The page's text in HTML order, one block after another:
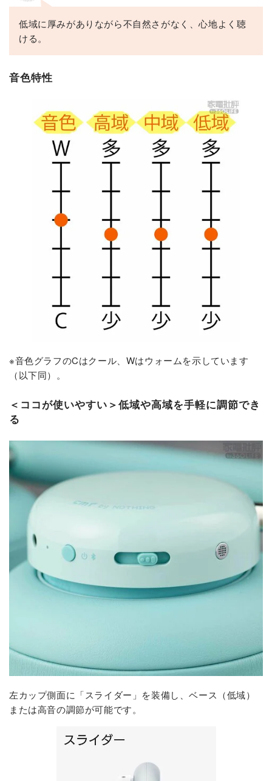
低域に厚みがありながら不自然さがなく、心地よく聴
ける。
音色特性
※音色グラフのCはクール、Wはウォームを示しています
（以下同）。
＜ココが使いやすい＞低域や高域を手軽に調節でき
る
左カップ側面に「スライダー」を装備し、ベース（低域）
または高音の調節が可能です。